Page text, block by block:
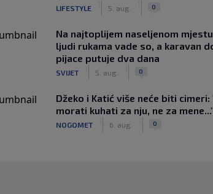
LIFESTYLE 5. aug. 0
Na najtoplijem naseljenom
ljudi rukama vade so, a karavan
pijace putuje dva dana
SVIJET 5. aug. 0
Džeko i Katić više neće biti cimeri:
morati kuhati za nju, ne za mene..."
NOGOMET 6. aug. 0